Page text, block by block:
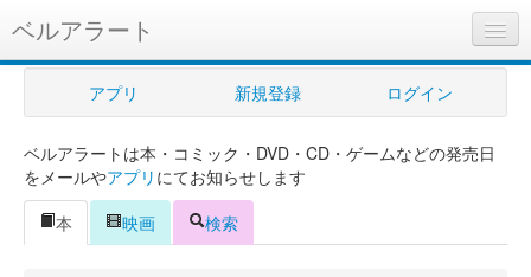
ベルアラート
ベルアラートとは
ヘルプ
新規登録
ログイン
アプリ 新規登録 ログイン
ベルアラートは本・コミック・DVD・CD・ゲームなどの発売日
をメールやアプリ にてお知らせします
本
映画 検索